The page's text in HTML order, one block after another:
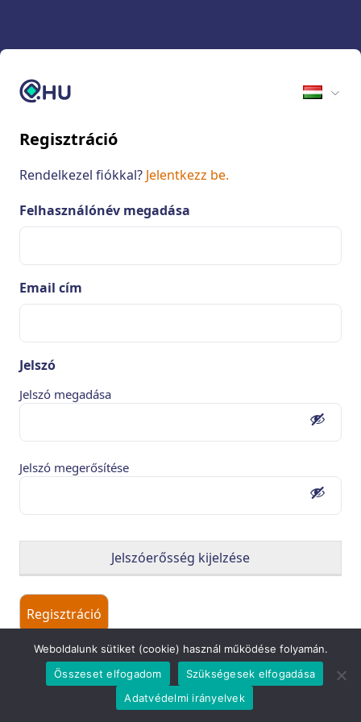
Regisztráció
Rendelkezel fiókkal? Jelentkezz be.
Felhasználónév megadása
Email cím
Jelszó
Jelszó megadása
Jelszó megerősítése
Jelszóerősség kijelzése
Weboldalunk sütiket (cookie) használ működése folyamán.
Összeset elfogadom
Szükségesek elfogadása
Adatvédelmi irányelvek